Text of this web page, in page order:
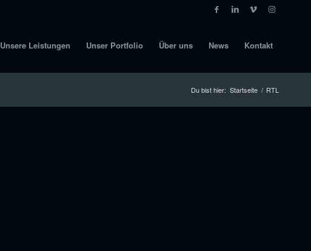
Unsere Leistungen Unser Portfolio Über uns News Kontakt
Du bist hier: Startseite / RTL